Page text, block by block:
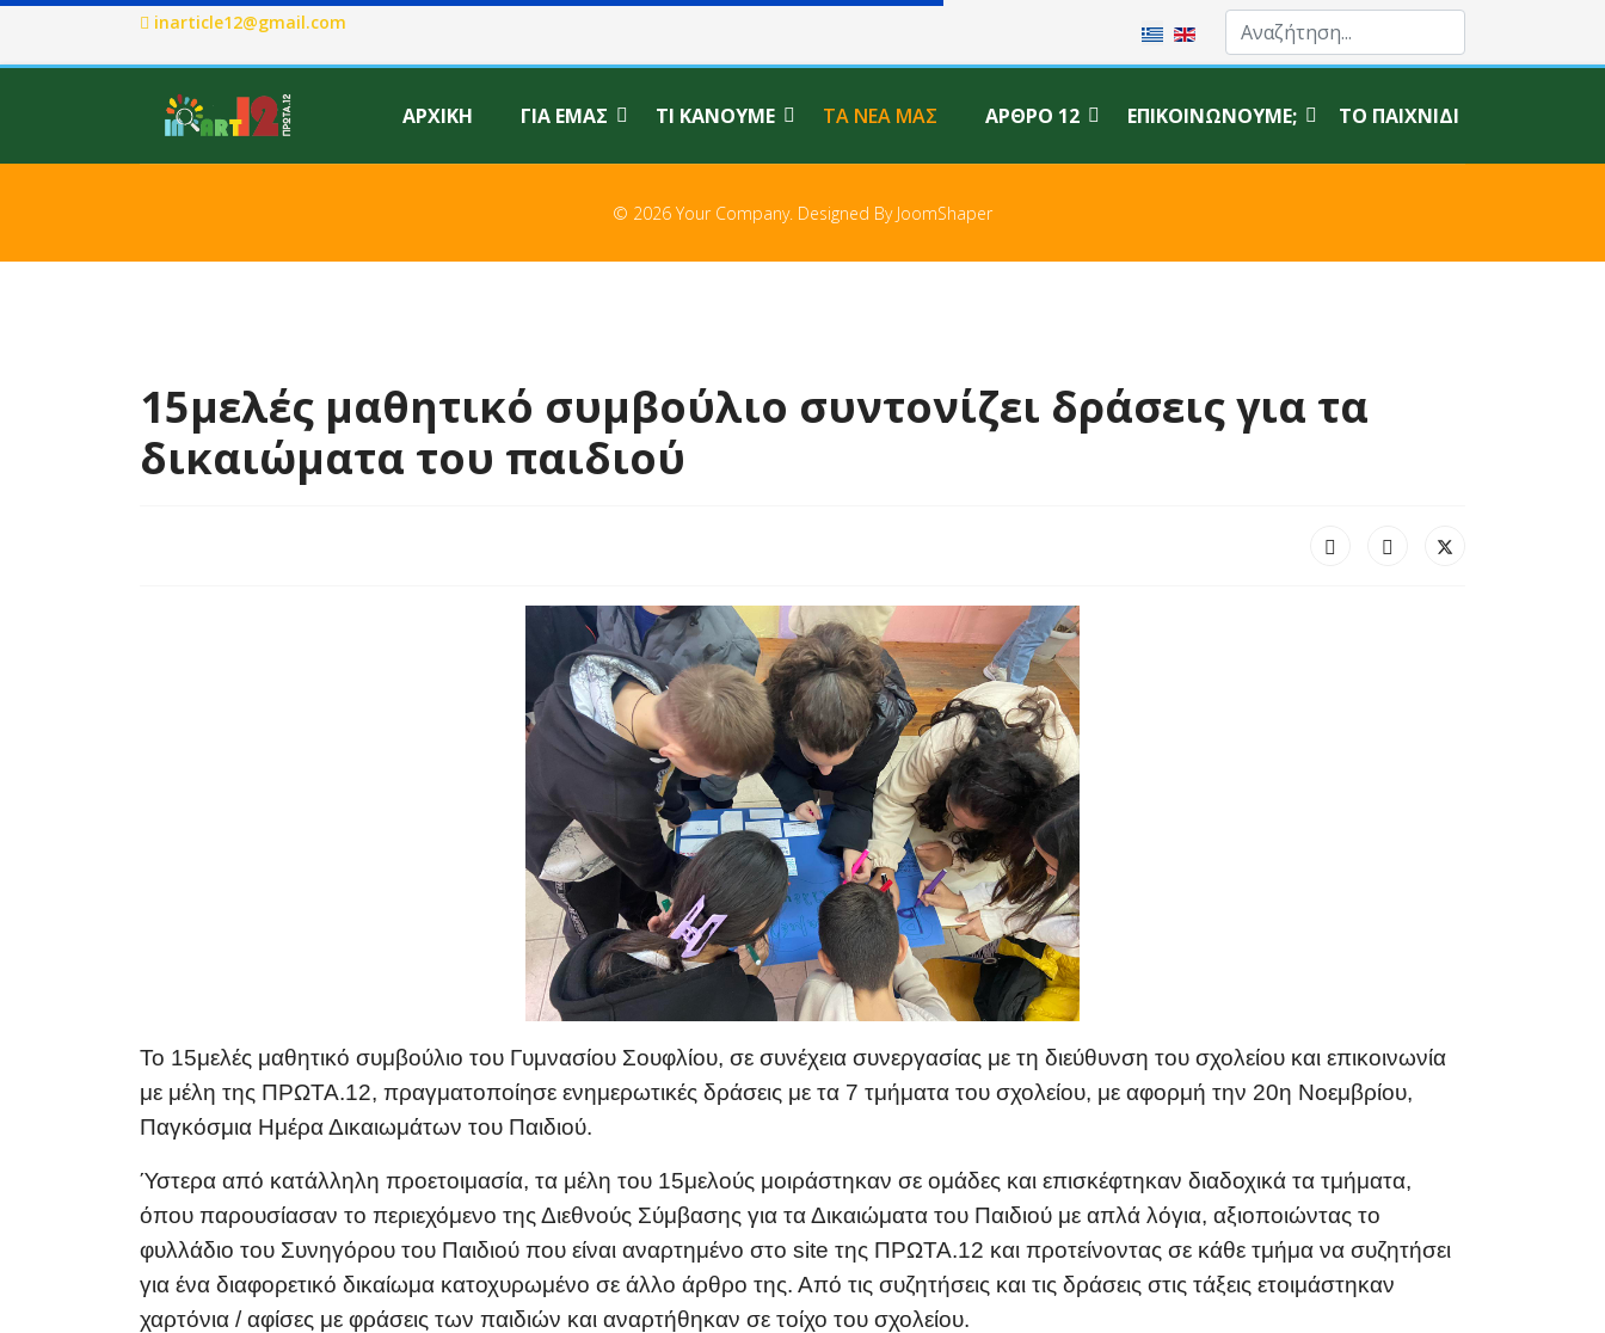
inarticle12@gmail.com Επιλέξτε τη γλώσσα σας
ΑΡΧΙΚΗ ΓΙΑ ΕΜΆΣ ΤΙ ΚΆΝΟΥΜΕ ΤΑ ΝΈΑ ΜΑΣ ΆΡΘΡΟ 12 ΕΠΙΚΟΙΝΩΝΟΎΜΕ; ΤΟ ΠΑΙΧΝΊΔΙ
© 2026 Your Company. Designed By JoomShaper
15μελές μαθητικό συμβούλιο συντονίζει δράσεις για τα
δικαιώματα του παιδιού
Το 15μελές μαθητικό συμβούλιο του Γυμνασίου Σουφλίου, σε συνέχεια συνεργασίας με τη διεύθυνση του σχολείου και επικοινωνία
με μέλη της ΠΡΩΤΑ.12, πραγματοποίησε ενημερωτικές δράσεις με τα 7 τμήματα του σχολείου, με αφορμή την 20η Νοεμβρίου,
Παγκόσμια Ημέρα Δικαιωμάτων του Παιδιού.
Ύστερα από κατάλληλη προετοιμασία, τα μέλη του 15μελούς μοιράστηκαν σε ομάδες και επισκέφτηκαν διαδοχικά τα τμήματα,
όπου παρουσίασαν το περιεχόμενο της Διεθνούς Σύμβασης για τα Δικαιώματα του Παιδιού με απλά λόγια, αξιοποιώντας το
φυλλάδιο του Συνηγόρου του Παιδιού που είναι αναρτημένο στο site της ΠΡΩΤΑ.12 και προτείνοντας σε κάθε τμήμα να συζητήσει
για ένα διαφορετικό δικαίωμα κατοχυρωμένο σε άλλο άρθρο της. Από τις συζητήσεις και τις δράσεις στις τάξεις ετοιμάστηκαν
χαρτόνια / αφίσες με φράσεις των παιδιών και αναρτήθηκαν σε τοίχο του σχολείου.